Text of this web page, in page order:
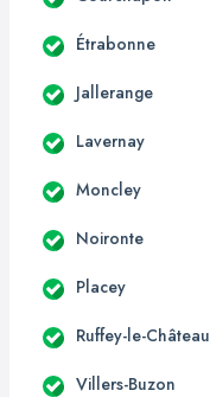
Étrabonne
Jallerange
Lavernay
Moncley
Noironte
Placey
Ruffey-le-Château
Villers-Buzon